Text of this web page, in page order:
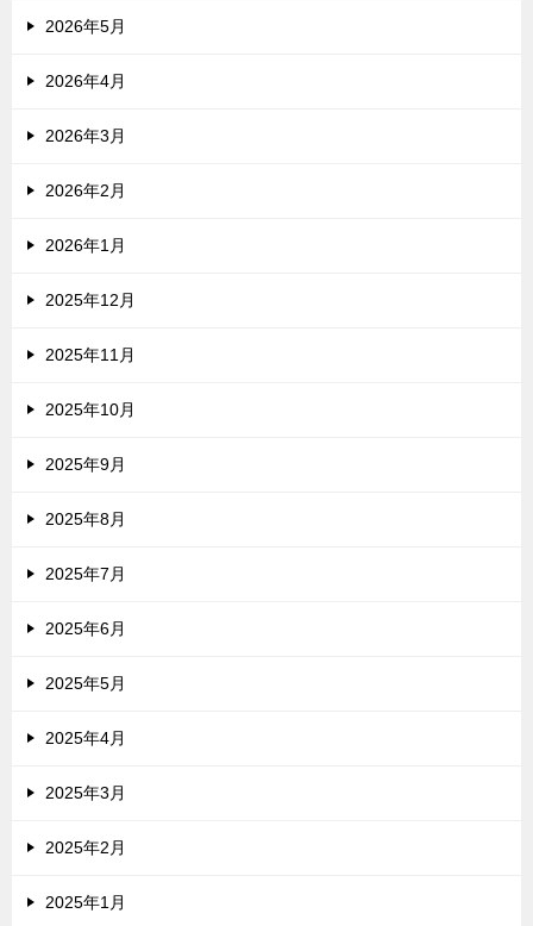
2026年5月
2026年4月
2026年3月
2026年2月
2026年1月
2025年12月
2025年11月
2025年10月
2025年9月
2025年8月
2025年7月
2025年6月
2025年5月
2025年4月
2025年3月
2025年2月
2025年1月